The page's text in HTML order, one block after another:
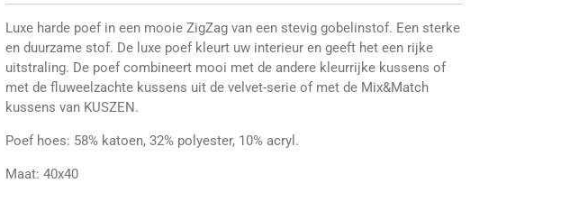
Luxe harde poef in een mooie ZigZag van een stevig gobelinstof. Een sterke
en duurzame stof. De luxe poef kleurt uw interieur en geeft het een rijke
uitstraling. De poef combineert mooi met de andere kleurrijke kussens of
met de fluweelzachte kussens uit de velvet-serie of met de Mix&Match
kussens van KUSZEN.
Poef hoes: 58% katoen, 32% polyester, 10% acryl.
Maat: 40x40